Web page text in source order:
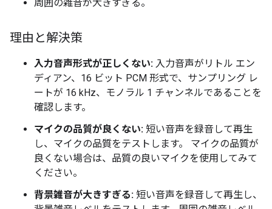
周囲の雑音が大きすぎる。
理由と解決策
入力音声形式が正しくない: 入力音声がリトル エン
ディアン、16 ビット PCM 形式で、サンプリング レ
ートが 16 kHz、モノラル 1 チャンネルであることを
確認します。
マイクの品質が良くない: 短い音声を録音して再生
し、マイクの品質をテストします。 マイクの品質が
良くない場合は、品質の良いマイクを使用してみて
ください。
背景雑音が大きすぎる: 短い音声を録音して再生し、